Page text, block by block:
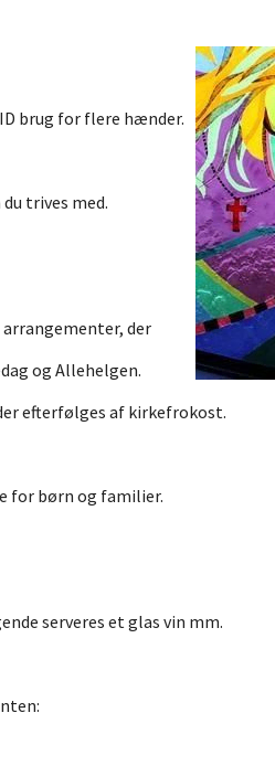
brug for flere hænder.
trives med.
der
og Allehelgen.
efterfølges af kirkefrokost.
for børn og familier.
serveres et glas vin mm.